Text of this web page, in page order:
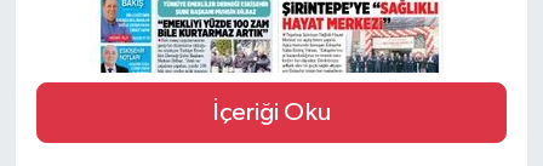
İçeriği Oku